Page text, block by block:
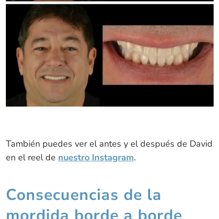
También puedes ver el antes y el después de David
en el reel de nuestro Instagram.
Consecuencias de la